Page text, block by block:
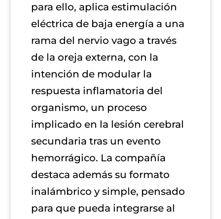
para ello, aplica estimulación
eléctrica de baja energía a una
rama del nervio vago a través
de la oreja externa, con la
intención de modular la
respuesta inflamatoria del
organismo, un proceso
implicado en la lesión cerebral
secundaria tras un evento
hemorrágico. La compañía
destaca además su formato
inalámbrico y simple, pensado
para que pueda integrarse al